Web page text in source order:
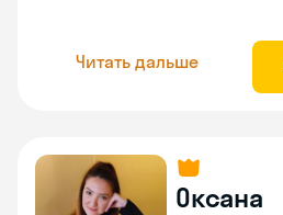
Читать дальше
Оксана